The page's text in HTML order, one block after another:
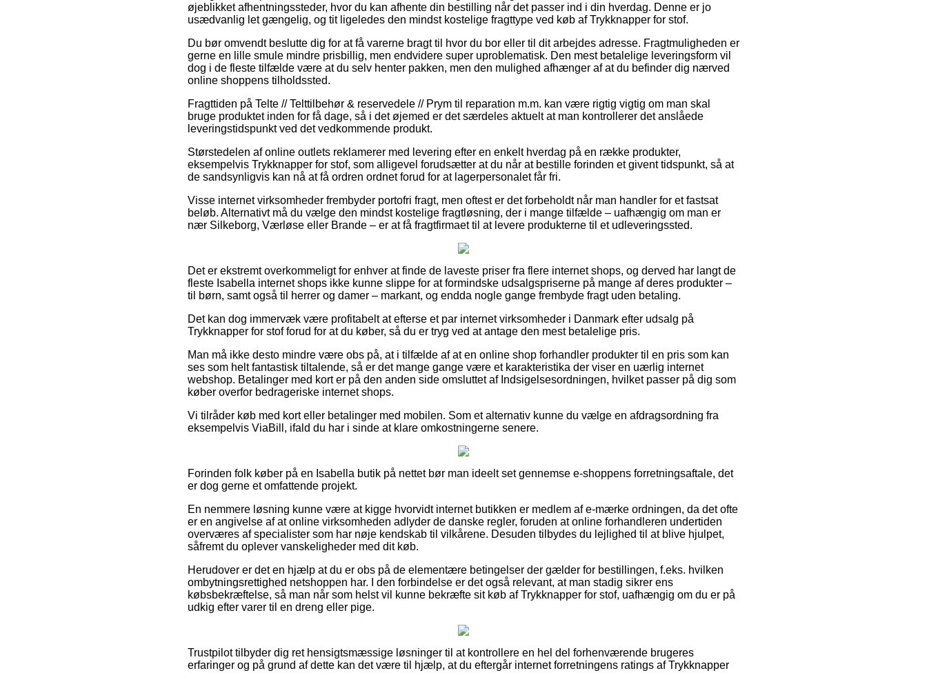
øjeblikket afhentningssteder, hvor du kan afhente din bestilling når det passer ind i din hverdag. Denne er jo
usædvanlig let gængelig, og tit ligeledes den mindst kostelige fragttype ved køb af Trykknapper for stof.
Du bør omvendt beslutte dig for at få varerne bragt til hvor du bor eller til dit arbejdes adresse. Fragtmuligheden er
gerne en lille smule mindre prisbillig, men endvidere super uproblematisk. Den mest betalelige leveringsform vil
dog i de fleste tilfælde være at du selv henter pakken, men den mulighed afhænger af at du befinder dig nærved
online shoppens tilholdssted.
Fragttiden på Telte // Telttilbehør & reservedele // Prym til reparation m.m. kan være rigtig vigtig om man skal
bruge produktet inden for få dage, så i det øjemed er det særdeles aktuelt at man kontrollerer det anslåede
leveringstidspunkt ved det vedkommende produkt.
Størstedelen af online outlets reklamerer med levering efter en enkelt hverdag på en række produkter,
eksempelvis Trykknapper for stof, som alligevel forudsætter at du når at bestille forinden et givent tidspunkt, så at
de sandsynligvis kan nå at få ordren ordnet forud for at lagerpersonalet får fri.
Visse internet virksomheder frembyder portofri fragt, men oftest er det forbeholdt når man handler for et fastsat
beløb. Alternativt må du vælge den mindst kostelige fragtløsning, der i mange tilfælde – uafhængig om man er
nær Silkeborg, Værløse eller Brande – er at få fragtfirmaet til at levere produkterne til et udleveringssted.
Det er ekstremt overkommeligt for enhver at finde de laveste priser fra flere internet shops, og derved har langt de
fleste Isabella internet shops ikke kunne slippe for at formindske udsalgspriserne på mange af deres produkter –
til børn, samt også til herrer og damer – markant, og endda nogle gange frembyde fragt uden betaling.
Det kan dog immervæk være profitabelt at efterse et par internet virksomheder i Danmark efter udsalg på
Trykknapper for stof forud for at du køber, så du er tryg ved at antage den mest betalelige pris.
Man må ikke desto mindre være obs på, at i tilfælde af at en online shop forhandler produkter til en pris som kan
ses som helt fantastisk tiltalende, så er det mange gange være et karakteristika der viser en uærlig internet
webshop. Betalinger med kort er på den anden side omsluttet af Indsigelsesordningen, hvilket passer på dig som
køber overfor bedrageriske internet shops.
Vi tilråder køb med kort eller betalinger med mobilen. Som et alternativ kunne du vælge en afdragsordning fra
eksempelvis ViaBill, ifald du har i sinde at klare omkostningerne senere.
Forinden folk køber på en Isabella butik på nettet bør man ideelt set gennemse e-shoppens forretningsaftale, det
er dog gerne et omfattende projekt.
En nemmere løsning kunne være at kigge hvorvidt internet butikken er medlem af e-mærke ordningen, da det ofte
er en angivelse af at online virksomheden adlyder de danske regler, foruden at online forhandleren undertiden
overværes af specialister som har nøje kendskab til vilkårene. Desuden tilbydes du lejlighed til at blive hjulpet,
såfremt du oplever vanskeligheder med dit køb.
Herudover er det en hjælp at du er obs på de elementære betingelser der gælder for bestillingen, f.eks. hvilken
ombytningsrettighed netshoppen har. I den forbindelse er det også relevant, at man stadig sikrer ens
købsbekræftelse, så man når som helst vil kunne bekræfte sit køb af Trykknapper for stof, uafhængig om du er på
udkig efter varer til en dreng eller pige.
Trustpilot tilbyder dig ret hensigtsmæssige løsninger til at kontrollere en hel del forhenværende brugeres
erfaringer og på grund af dette kan det være til hjælp, at du eftergår internet forretningens ratings af Trykknapper